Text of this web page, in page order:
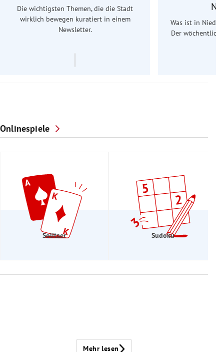
Die wichtigsten Themen, die die Stadt
wirklich bewegen kuratiert in einem
Newsletter.
Was ist in
Der
Onlinespiele
Solitaer Sudoku
Mehr lesen